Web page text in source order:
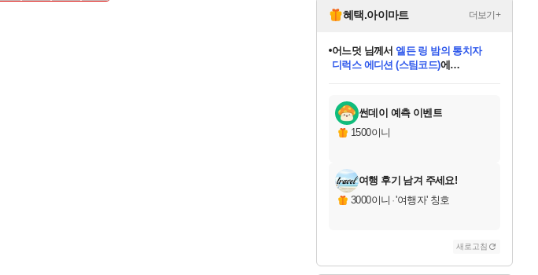
혜택.아이마트 더보기+
당첨되셨습니다.
당첨되셨습니다.
어느덧 님께서엘든 링 밤의 통치자
디럭스 에디션 (스팀코드)에
당첨되셨습니다.
에디션 (스팀코드)를 교환.
당첨되셨습니다.
당첨되셨습니다.
당첨되셨습니다.
당첨되셨습니다.
썬데이 예측 이벤트
1500이니
여행 후기 남겨 주세요!
3000이니 ·'여행자' 칭호
새로고침